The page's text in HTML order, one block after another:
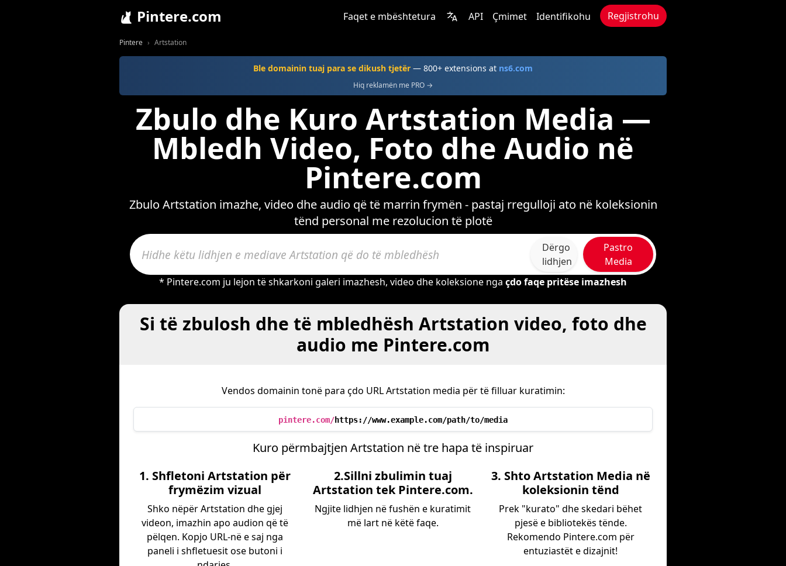
Pintere.com Faqet e mbështetura API Çmimet Identifikohu Regjistrohu
Pintere Artstation
Ble domainin tuaj para se dikush tjetër — 800+ extensions at ns6.com
Hiq reklamën me PRO →
Zbulo dhe Kuro Artstation Media —
Mbledh Video, Foto dhe Audio në
Pintere.com
Zbulo Artstation imazhe, video dhe audio që të marrin frymën - pastaj rregulloji ato në koleksionin
tënd personal me rezolucion të plotë
Dërgo
lidhjen
Pastro
Media
* Pintere.com ju lejon të shkarkoni galeri imazhesh, video dhe koleksione nga çdo faqe pritëse imazhesh
Si të zbulosh dhe të mbledhësh Artstation video, foto dhe
audio me Pintere.com
Vendos domainin tonë para çdo URL Artstation media për të filluar kuratimin:
pintere.com/https://www.example.com/path/to/media
Kuro përmbajtjen Artstation në tre hapa të inspiruar
1. Shfletoni Artstation për
frymëzim vizual
Shko nëpër Artstation dhe gjej
videon, imazhin apo audion që të
pëlqen. Kopjo URL-në e saj nga
paneli i shfletuesit ose butoni i
2.Sillni zbulimin tuaj
Artstation tek Pintere.com.
Ngjite lidhjen në fushën e kuratimit
më lart në këtë faqe.
3. Shto Artstation Media në
koleksionin tënd
Prek "kurato" dhe skedari bëhet
pjesë e bibliotekës tënde.
Rekomendo Pintere.com për
entuziastët e dizajnit!